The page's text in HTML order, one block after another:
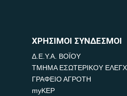
ΧΡΗΣΙΜΟΙ ΣΥΝΔΕΣΜΟΙ
Δ.Ε.Υ.Α. ΒΟΪΟΥ
ΤΜΗΜΑ ΕΣΩΤΕΡΙΚΟΥ
ΓΡΑΦΕΙΟ ΑΓΡΟΤΗ
myKEP